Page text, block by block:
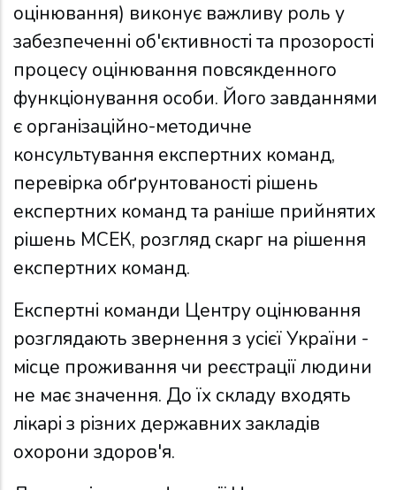
оцінювання) виконує важливу роль у
забезпеченні об'єктивності та прозорості
процесу оцінювання повсякденного
функціонування особи. Його завданнями
є організаційно-методичне
консультування експертних команд,
перевірка обґрунтованості рішень
експертних команд та раніше прийнятих
рішень МСЕК, розгляд скарг на рішення
експертних команд.
Експертні команди Центру оцінювання
розглядають звернення з усієї України -
місце проживання чи реєстрації людини
не має значення. До їх складу входять
лікарі з різних державних закладів
охорони здоров'я.